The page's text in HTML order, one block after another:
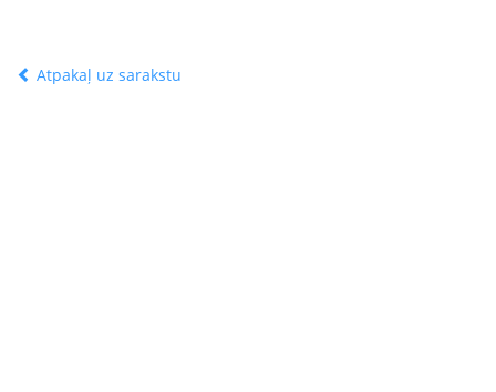
Atpakaļ uz sarakstu